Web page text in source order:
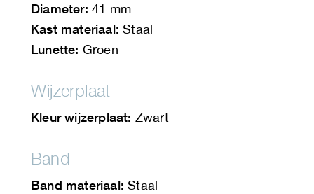
Diameter: 41 mm
Kast materiaal: Staal
Lunette: Groen
Wijzerplaat
Kleur wijzerplaat: Zwart
Band
Band materiaal: Staal